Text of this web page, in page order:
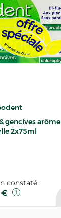
gencives arôme
2x75ml
constaté
€